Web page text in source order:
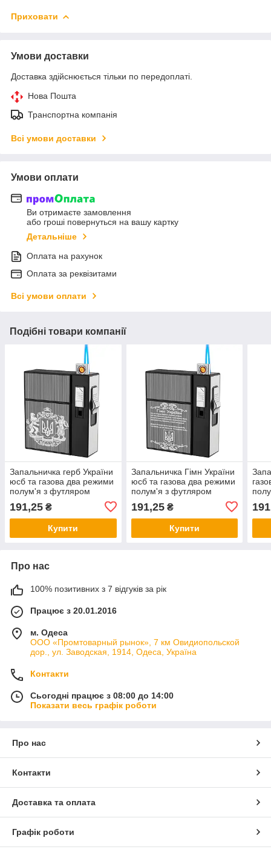
Приховати
Умови доставки
Доставка здійснюється тільки по передоплаті.
Нова Пошта
Транспортна компанія
Всі умови доставки
Умови оплати
Ви отримаєте замовлення
або гроші повернуться на вашу картку
Детальніше
Оплата на рахунок
Оплата за реквізитами
Всі умови оплати
Подібні товари компанії
Запальничка герб України
юсб та газова два режими
полум'я з футляром
191,25 ₴
Купити
Запальничка Гімн України
юсб та газова два режими
полум'я з футляром
191,25₴
Купити
Про нас
100% позитивних з 7 відгуків за рік
Працює з 20.01.2016
м. Одеса
ООО «Промтоварный рынок», 7 км Овидиопольской
дор., ул. Заводская, 1914, Одеса, Україна
Контакти
Сьогодні працює з 08:00 до 14:00
Показати весь графік роботи
Про нас
Контакти
Доставка та оплата
Графік роботи